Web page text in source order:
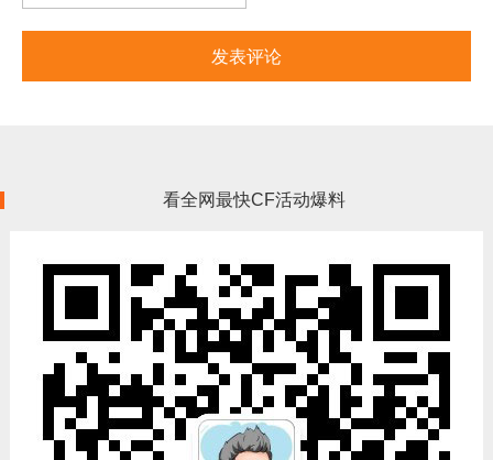
看全网最快CF活动爆料